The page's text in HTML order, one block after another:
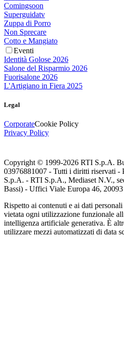
Comingsoon
Superguidatv
Zuppa di Porro
Non Sprecare
Cotto e Mangiato
Eventi
Identità Golose 2026
Salone del Risparmio 2026
Fuorisalone 2026
L'Artigiano in Fiera 2025
Legal
CorporateCookie Policy
Privacy Policy
Copyright © 1999-2026 RTI S.p.A.
03976881007 - Tutti i diritti riservati -
S.p.A. - RTI S.p.A., Mediaset N.V.,
Bassi) - Uffici Viale Europa 46,
Rispetto ai contenuti e ai dati
vietata ogni utilizzazione funzionale
intelligenza artificiale generativa. È
utilizzare mezzi automatizzati di data